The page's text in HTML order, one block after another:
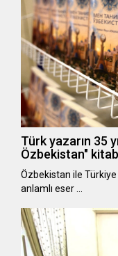
Türk yazarın 35
Özbekistan"
Özbekistan ile
anlamlı eser …